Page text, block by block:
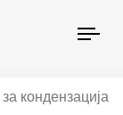
кондензација